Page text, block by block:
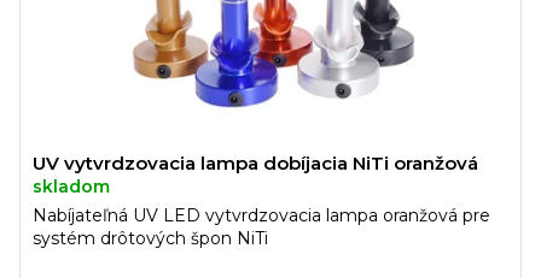
UV vytvrdzovacia lampa dobíjacia NiTi oranžová
skladom
Nabíjateľná UV LED vytvrdzovacia lampa oranžová pre
systém drôtových špon NiTi